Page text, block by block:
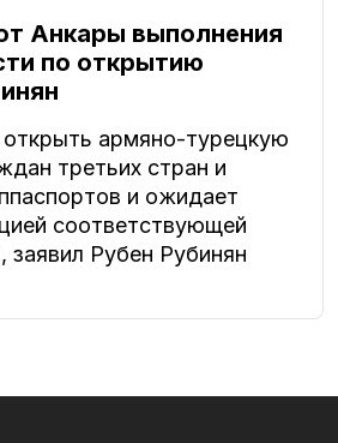
Анкары выполнения
по открытию
армяно-турецкую
третьих стран и
и ожидает
соответствующей
заявил Рубен Рубинян